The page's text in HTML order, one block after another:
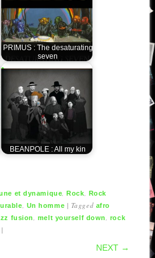
PRIMUS : The desaturating
seven
BEANPOLE : All my kin
et dynamique ,Rock
Rock
Un homme | Tagged afro
fusion melt yourself down
rock
|
NEXT →